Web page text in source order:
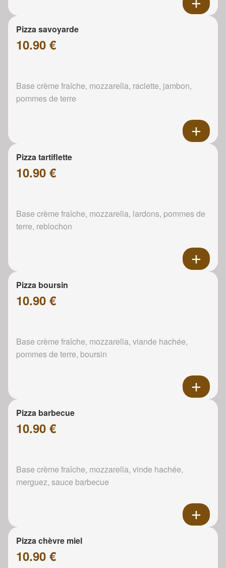
Pizza savoyarde
10.90 €
Base crème fraîche, mozzarella, raclette, jambon,
pommes de terre
Pizza tartiflette
10.90 €
Base crème fraîche, mozzarella, lardons, pommes de
terre, reblochon
Pizza boursin
10.90 €
Base crème fraîche, mozzarella, viande hachée,
pommes de terre, boursin
Pizza barbecue
10.90 €
Base crème fraîche, mozzarella, vinde hachée,
merguez, sauce barbecue
Pizza chèvre miel
10.90 €